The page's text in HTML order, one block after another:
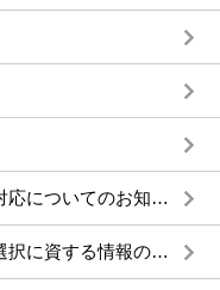
地域情報通信基盤に係るお盆の故障対応についてのお知らせ
女性活躍推進法に基づく女性の職業選択に資する情報の公表